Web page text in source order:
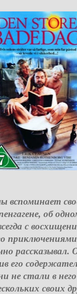
вспоминает
об
с
его
стали в него
своих